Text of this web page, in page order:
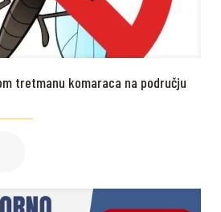
tretmanu komaraca na području